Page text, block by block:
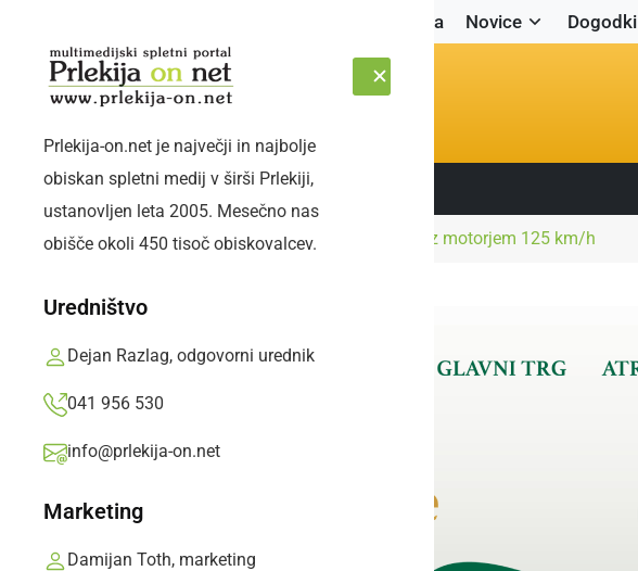
Naslovnica Novice Dogodki
ČETRTEK, 6. AVGUST 2026 Sledite nam:
Prlekija-on.net je največji in najbolje
obiskan spletni medij v širši Prlekiji,
ustanovljen leta 2005. Mesečno nas
obišče okoli 450 tisoč obiskovalcev.
Uredništvo
Dejan Razlag, odgovorni urednik
041 956 530
info@prlekija-on.net
Marketing
Damijan Toth, marketing
Naslovnica Črna kronikaSkozi Pavlovce z motorjem 125 km/h